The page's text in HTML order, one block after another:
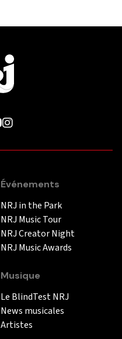
Événements
NRJ in the Park
NRJ Music Tour
NRJ Creator Night
NRJ Music Awards
Musique
Le BlindTest NRJ
News musicales
Artistes